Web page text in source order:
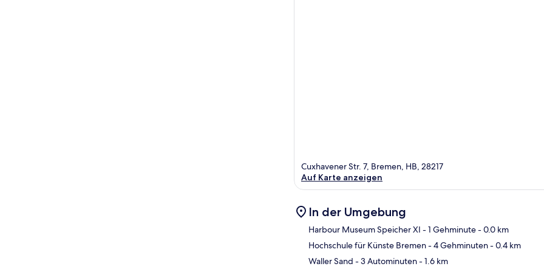
Cuxhavener Str. 7, Bremen, HB, 28217
Auf Karte anzeigen
In der Umgebung
Harbour Museum Speicher XI - 1 Gehminute- 0.0 km
Hochschule für Künste Bremen- 4 Gehminuten- 0.4 km
Waller Sand - 3 Autominuten- 1.6 km